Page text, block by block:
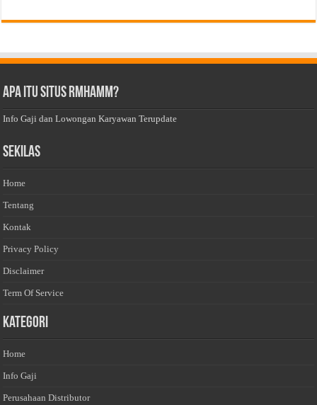
Apa Itu Situs Rmhamm?
Info Gaji dan Lowongan Karyawan Terupdate
Sekilas
Home
Tentang
Kontak
Privacy Policy
Disclaimer
Term Of Service
Kategori
Home
Info Gaji
Perusahaan Distributor